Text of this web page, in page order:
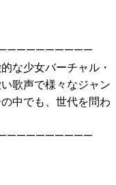
な少女バーチャル・
歌声で様々なジャン
中でも、世代を問わ